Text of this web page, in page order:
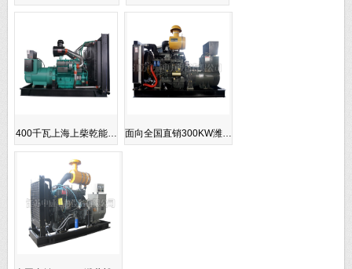
400千瓦上海上柴乾能… 面向全国直销300KW潍…